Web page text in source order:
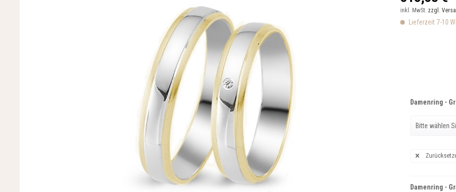
inkl. MwSt. zzgl.
Lieferzeit 7-10
Damenring -
Damenring -